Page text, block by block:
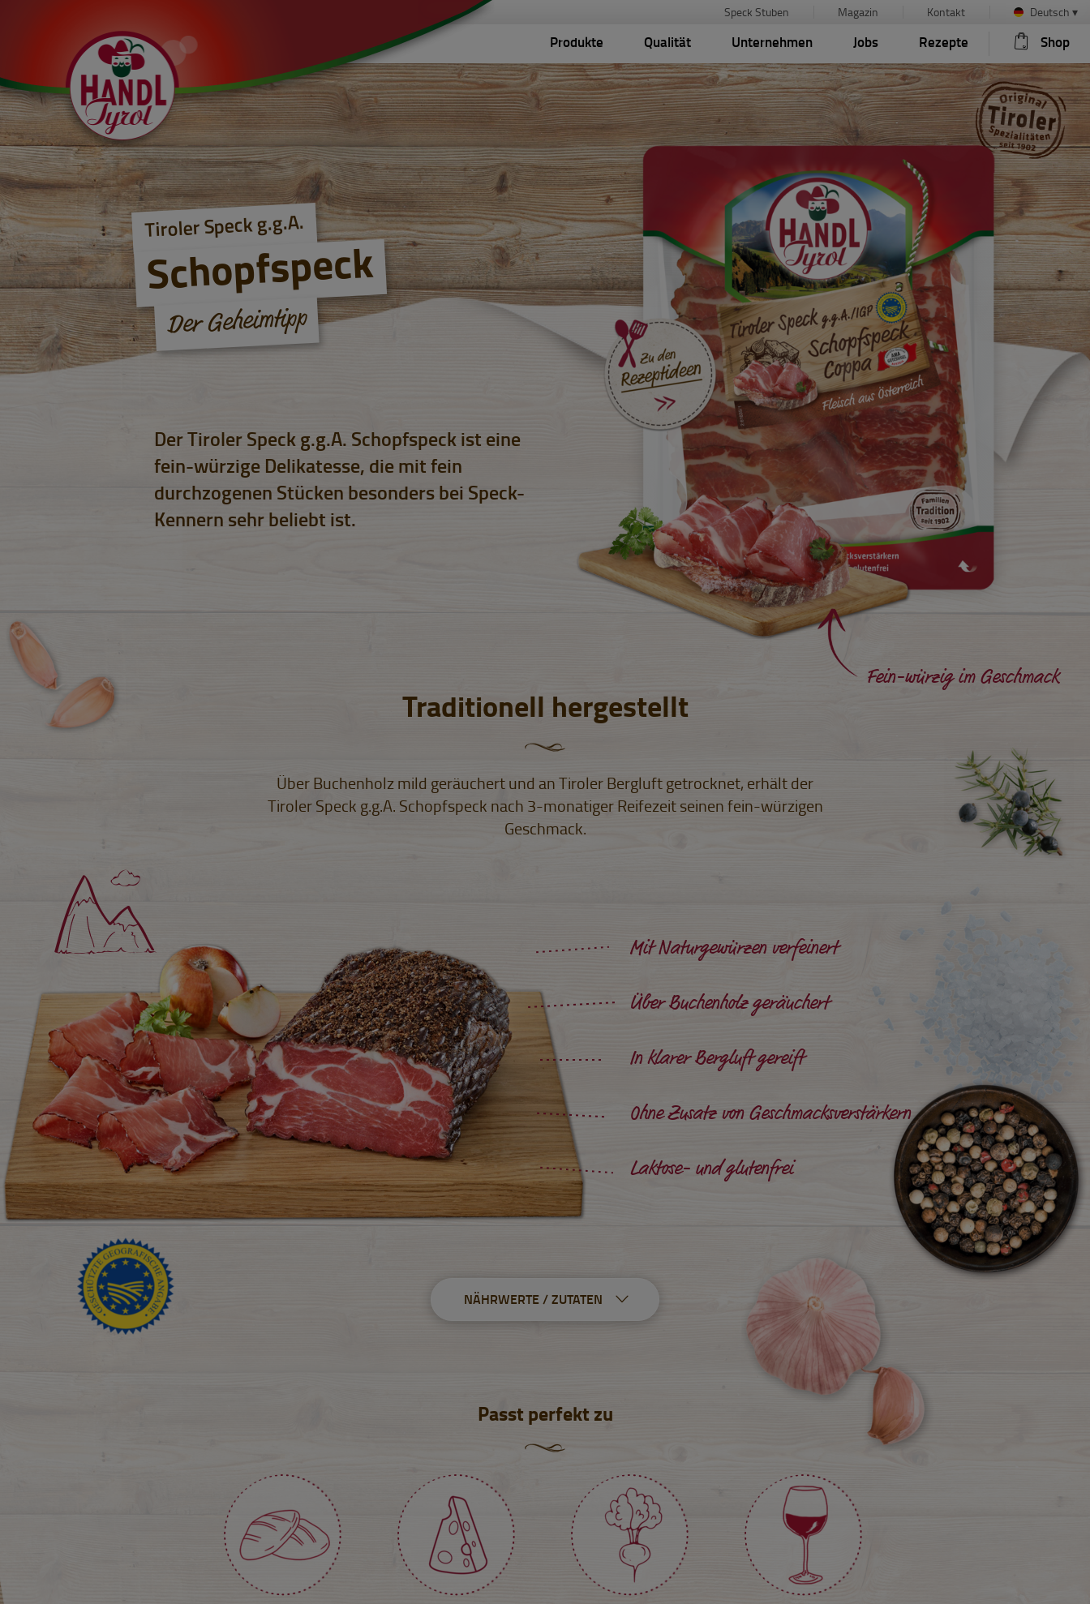
Speck Stuben Magazin Kontakt Deutsch ▾
Produkte Qualität Unternehmen Jobs Rezepte Shop
Tiroler Speck g.g.A.
Schopfspeck
Der Geheimtipp
Der Tiroler Speck g.g.A. Schopfspeck ist eine
fein-würzige Delikatesse, die mit fein
durchzogenen Stücken besonders bei Speck-
Kennern sehr beliebt ist.
Fein-würzig im Geschmack
Traditionell hergestellt
Über Buchenholz mild geräuchert und an Tiroler Bergluft getrocknet, erhält der
Tiroler Speck g.g.A. Schopfspeck nach 3-monatiger Reifezeit seinen fein-würzigen
Geschmack.
Mit Naturgewürzen verfeinert
Über Buchenholz geräuchert
In klarer Bergluft gereift
Ohne Zusatz von Geschmacksverstärkern
Laktose- und glutenfrei
NÄHRWERTE / ZUTATEN
Passt perfekt zu